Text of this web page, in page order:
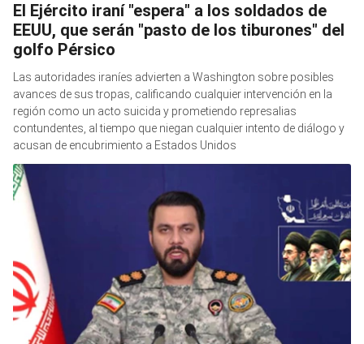
El Ejército iraní "espera" a los soldados de
EEUU, que serán "pasto de los tiburones" del
golfo Pérsico
Las autoridades iraníes advierten a Washington sobre posibles
avances de sus tropas, calificando cualquier intervención en la
región como un acto suicida y prometiendo represalias
contundentes, al tiempo que niegan cualquier intento de diálogo y
acusan de encubrimiento a Estados Unidos